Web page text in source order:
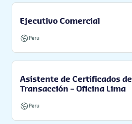
Ejecutivo Comercial
Peru
Asistente de Certificados de
Transacción – Oficina Lima
Peru